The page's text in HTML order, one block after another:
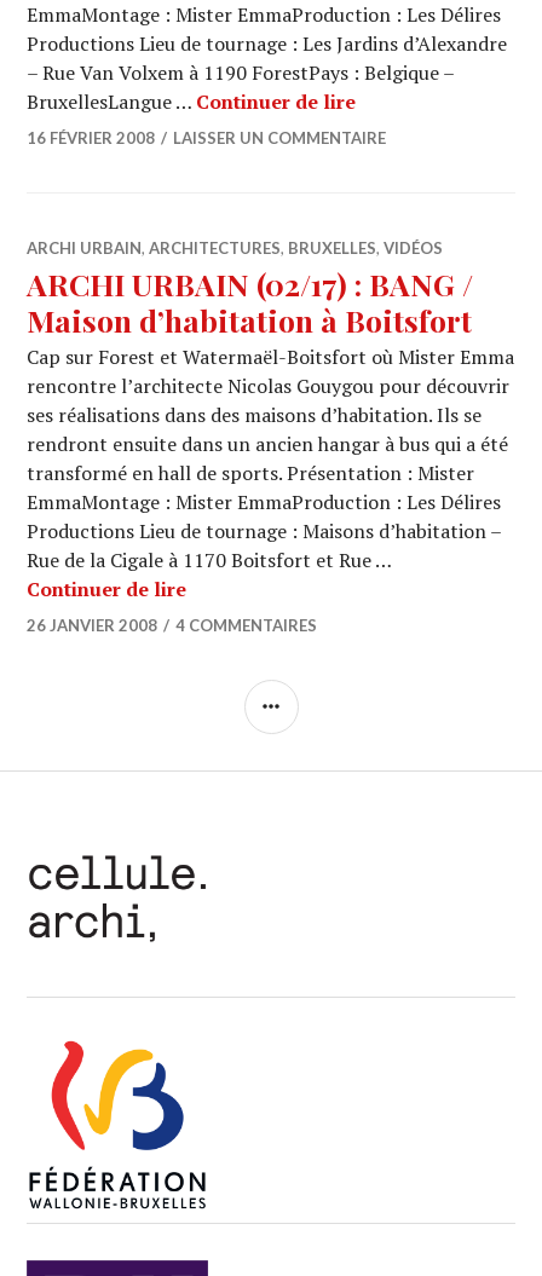
EmmaMontage : Mister EmmaProduction : Les Délires
Productions Lieu de tournage : Les Jardins d’Alexandre
– Rue Van Volxem à 1190 ForestPays : Belgique –
BruxellesLangue … Continuer de lireARCHI URBAIN
16 FÉVRIER 2008 LAISSER UN COMMENTAIRE
ARCHI URBAIN,ARCHITECTURES, BRUXELLES,VIDÉOS
ARCHI URBAIN (02/17) : BANG /
Maison d’habitation à Boitsfort
Cap sur Forest et Watermaël-Boitsfort où Mister Emma
rencontre l’architecte Nicolas Gouygou pour découvrir
ses réalisations dans des maisons d’habitation. Ils se
rendront ensuite dans un ancien hangar à bus qui a été
transformé en hall de sports. Présentation : Mister
EmmaMontage : Mister EmmaProduction : Les Délires
Productions Lieu de tournage : Maisons d’habitation –
Rue de la Cigale à 1170 Boitsfort et Rue …
Continuer de lireARCHI URBAIN (02/17) : BANG /
26 JANVIER 2008 4 COMMENTAIRES
COLONNE